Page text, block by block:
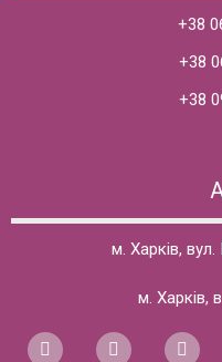
+38
+38
+38
м. Харків,
м. Харків,